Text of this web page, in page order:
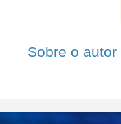
Sobre o autor